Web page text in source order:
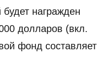
награжден
долларов (вкл.
фонд составляет